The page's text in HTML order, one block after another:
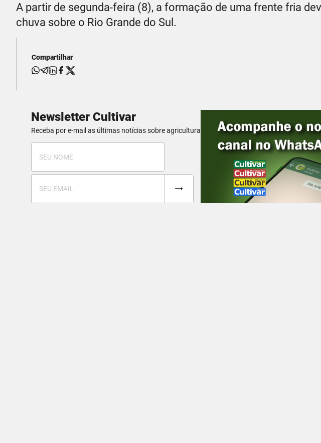
A partir de segunda-feira (8), a formação de uma frente fria
chuva sobre o Rio Grande do Sul.
Compartilhar
Newsletter Cultivar
Receba por e-mail as últimas notícias sobre agricultura